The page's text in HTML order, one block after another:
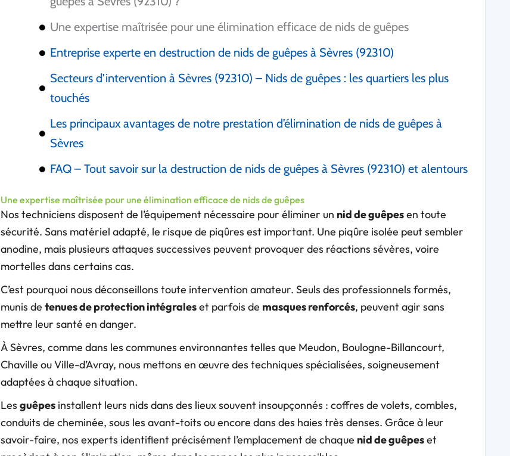
Une expertise maîtrisée pour une élimination efficace de nids de guêpes
Entreprise experte en destruction de nids de guêpes à Sèvres (92310)
Secteurs d’intervention à Sèvres (92310) – Nids de guêpes : les quartiers les plus
touchés
Les principaux avantages de notre prestation d’élimination de nids de guêpes à
Sèvres
FAQ – Tout savoir sur la destruction de nids de guêpes à Sèvres (92310) et alentours
Une expertise maîtrisée pour une élimination efficace de nids de guêpes
Nos techniciens disposent de l’équipement nécessaire pour éliminer un nid de guêpesen toute
sécurité. Sans matériel adapté, le risque de piqûres est important. Une piqûre isolée peut sembler
anodine, mais plusieurs attaques successives peuvent provoquer des réactions sévères, voire
mortelles dans certains cas.
C’est pourquoi nous déconseillons toute intervention amateur. Seuls des professionnels formés,
munis de tenues de protection intégraleset parfois de masques renforcés, peuvent agir sans
mettre leur santé en danger.
À Sèvres, comme dans les communes environnantes telles que Meudon, Boulogne-Billancourt,
Chaville ou Ville-d’Avray, nous mettons en œuvre des techniques spécialisées, soigneusement
adaptées à chaque situation.
Les guêpesinstallent leurs nids dans des lieux souvent insoupçonnés : coffres de volets, combles,
conduits de cheminée, sous les avant-toits ou encore dans des haies très denses. Grâce à leur
savoir-faire, nos experts identifient précisément l’emplacement de chaque nid de guêpeset